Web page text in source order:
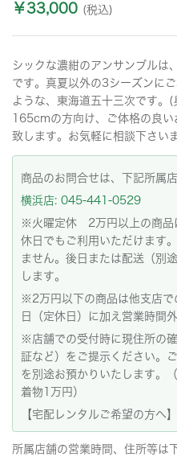
￥33,000 (税込)
シックな濃紺のアンサンブルは
です。真夏以外の3シーズンに
ような、東海道五十三次です
165cmの方向け、ご体格の良
致します。お気軽に相談下さい
商品のお問合せは、下記所属
横浜店: 045-441-0529
※火曜定休 2万円以上の商品
休日でもご利用いただけます
ません。後日または配送（別
します。
※2万円以下の商品は他支店で
日（定休日）に加え営業時間
※店舗での受付時に現住所の
証など）をご提示ください。
を別途お預かりいたします。
着物1万円）
【宅配レンタルご希望の方へ】
所属店舗の営業時間、住所等は